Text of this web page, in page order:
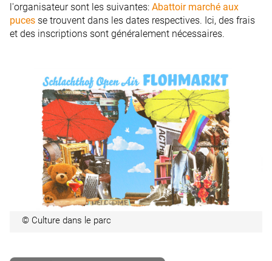
l'organisateur sont les suivantes: Abattoir marché aux
puces se trouvent dans les dates respectives. Ici, des frais
et des inscriptions sont généralement nécessaires.
© Culture dans le parc